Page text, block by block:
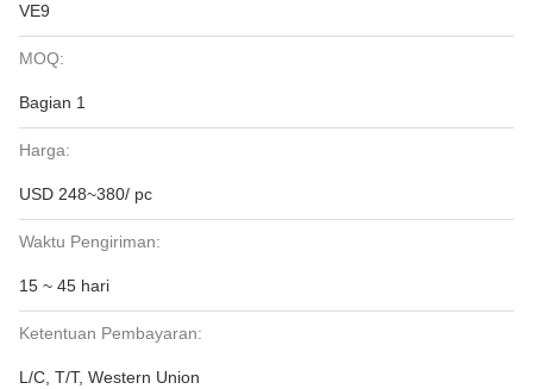
VE9
MOQ:
Bagian 1
Harga:
USD 248~380/ pc
Waktu Pengiriman:
15 ~ 45 hari
Ketentuan Pembayaran:
L/C, T/T, Western Union